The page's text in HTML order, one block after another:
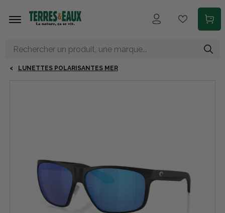
LUNETTES POLARISANTES MER